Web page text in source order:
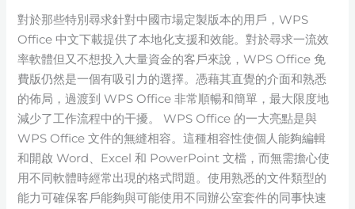
對於那些特別尋求針對中國市場定製版本的用戶，WPS
Office 中文下載提供了本地化支援和效能。對於尋求一流效
率軟體但又不想投入大量資金的客戶來說，WPS Office 免
費版仍然是一個有吸引力的選擇。憑藉其直覺的介面和熟悉
的佈局，過渡到 WPS Office 非常順暢和簡單，最大限度地
減少了工作流程中的干擾。 WPS Office 的一大亮點是與
WPS Office 文件的無縫相容。這種相容性使個人能夠編輯
和開啟 Word、Excel 和 PowerPoint 文檔，而無需擔心使
用不同軟體時經常出現的格式問題。使用熟悉的文件類型的
能力可確保客戶能夠與可能使用不同辦公室套件的同事快速